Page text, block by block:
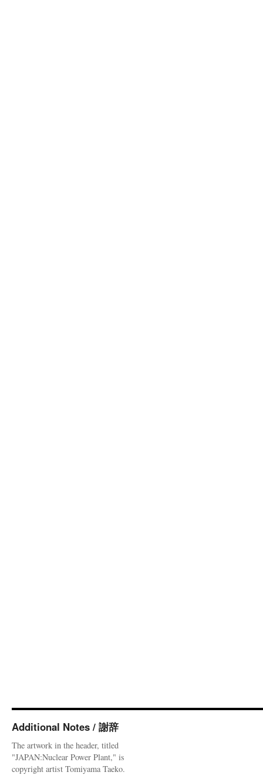
Additional Notes / 謝辞
The artwork in the header, titled
"JAPAN:Nuclear Power Plant," is
copyright artist Tomiyama Taeko.